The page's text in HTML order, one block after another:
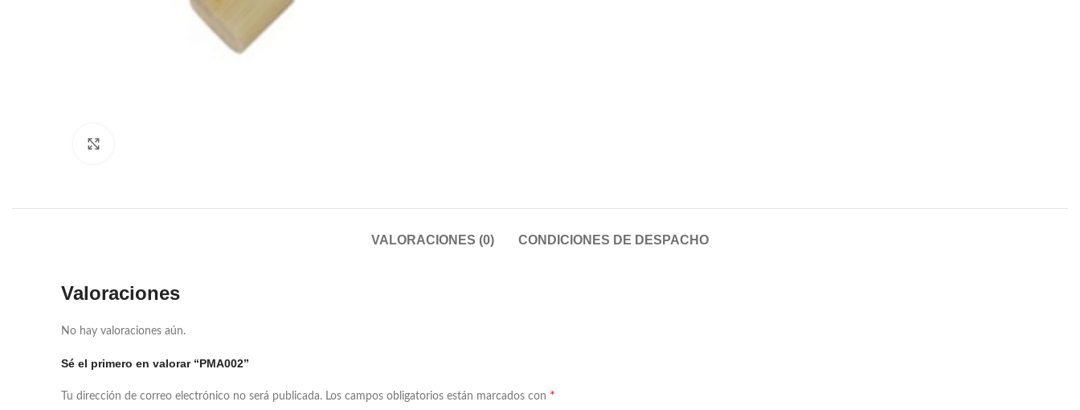
VALORACIONES (0) CONDICIONES DE DESPACHO
Valoraciones
No hay valoraciones aún.
Sé el primero en valorar “PMA002”
Tu dirección de correo electrónico no será publicada. Los campos obligatorios están marcados con *